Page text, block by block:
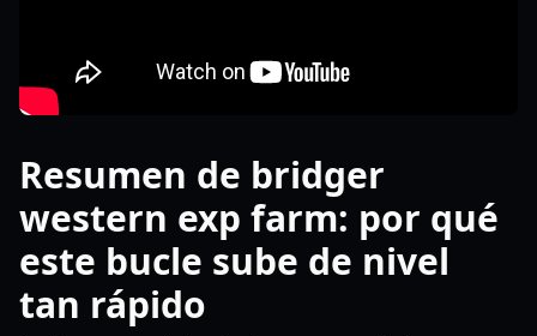
Resumen de bridger
western exp farm: por qué
este bucle sube de nivel
tan rápido